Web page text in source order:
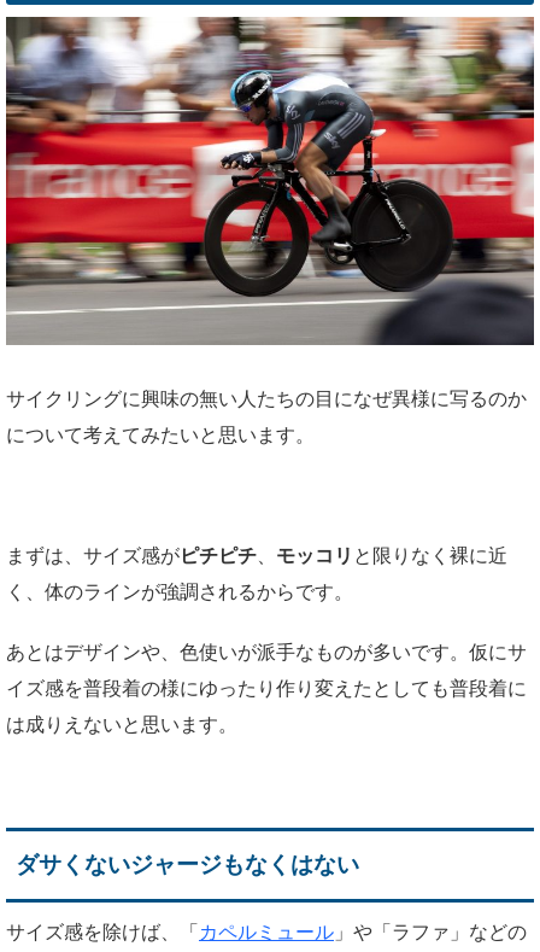
サイクリングに興味の無い人たちの目になぜ異様に写るのか
について考えてみたいと思います。
まずは、サイズ感がピチピチ モッコリ と限りなく裸に近
く、体のラインが強調されるからです。
あとはデザインや、色使いが派手なものが多いです。仮にサ
イズ感を普段着の様にゆったり作り変えたとしても普段着に
は成りえないと思います。
ダサくないジャージもなくはない
サイズ感を除けば、「 カペルミュール 」や「ラファ」などの